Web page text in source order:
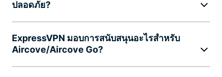
ปลอดภัย?
ExpressVPN มอบการสนับสนุนอะไรสำหรับ
Aircove/Aircove Go?